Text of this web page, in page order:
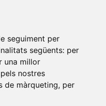
seguiment per
següents: per
una millor
nostres
de màrqueting, per